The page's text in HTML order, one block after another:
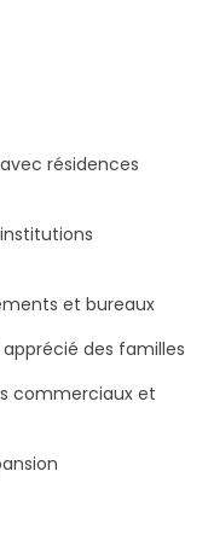
résidences
et bureaux
des familles
commerciaux et